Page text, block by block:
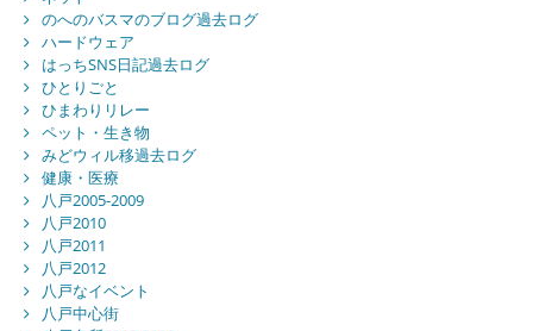
のへのバスマのブログ過去ログ
ハードウェア
はっちSNS日記過去ログ
ひとりごと
ひまわりリレー
ペット・生き物
みどウィル移過去ログ
健康・医療
八戸2005-2009
八戸2010
八戸2011
八戸2012
八戸なイベント
八戸中心街